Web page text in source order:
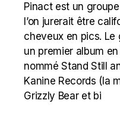
Pinact est un
l’on jurerait être
cheveux en pics.
un premier album
nommé Stand Still
Kanine Records (la
Grizzly Bear et bi